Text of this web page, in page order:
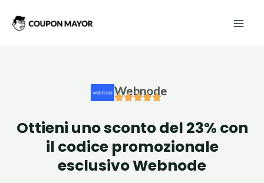
Webnode
Ottieni uno sconto del 23% con
il codice promozionale
esclusivo Webnode